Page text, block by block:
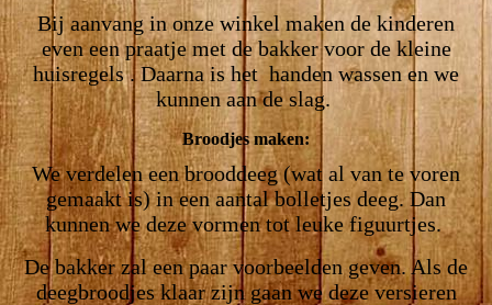
Bij aanvang in onze winkel maken de kinderen
even een praatje met de bakker voor de kleine
huisregels . Daarna is het handen wassen en we
kunnen aan de slag.
Broodjes maken:
We verdelen een brooddeeg (wat al van te voren
gemaakt is) in een aantal bolletjes deeg. Dan
kunnen we deze vormen tot leuke figuurtjes.
De bakker zal een paar voorbeelden geven. Als de
deegbroodjes klaar zijn gaan we deze versieren